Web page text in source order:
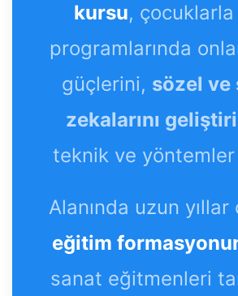
kursu,
programlarında
güçlerini, sözel ve
zekalarını
teknik ve yöntemler
Alanında uzun yıllar
eğitim
sanat eğitmenleri